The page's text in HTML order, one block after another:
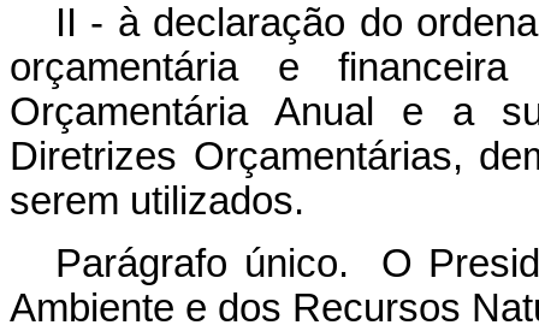
II - à declaração do
orçamentária e
Orçamentária Anual e a
Diretrizes Orçamentárias,
serem utilizados.
Parágrafo único. O
Ambiente e dos Recursos